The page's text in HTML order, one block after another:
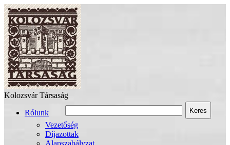
Kolozsvár Társaság
Keres
Rólunk
Vezetőség
Díjazottak
Alapszabályzat